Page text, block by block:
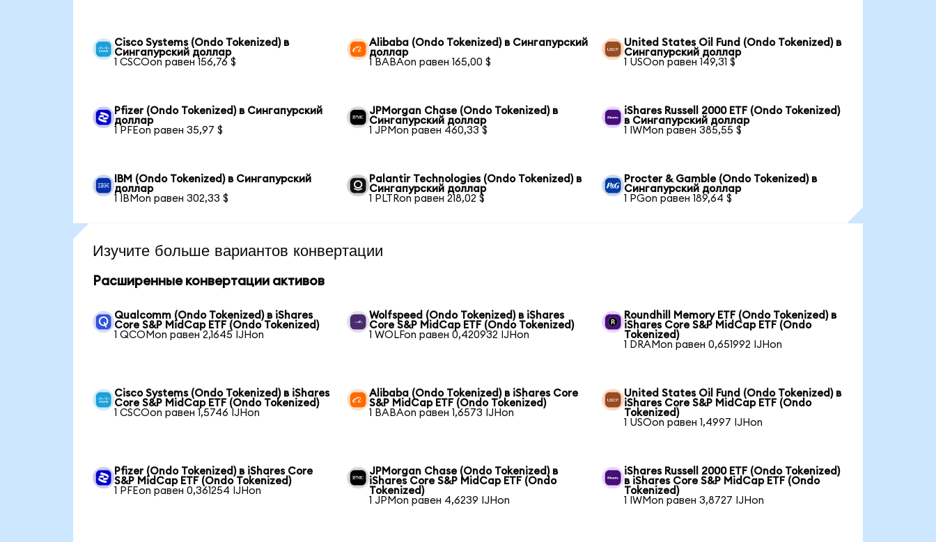
Cisco Systems (Ondo Tokenized) в
Сингапурский доллар
1 CSCOon равен 156,76 $
Alibaba (Ondo Tokenized) в Сингапурский
доллар
1 BABAon равен 165,00 $
United States Oil Fund (Ondo Tokenized) в
Сингапурский доллар
1 USOon равен 149,31 $
Pfizer (Ondo Tokenized) в Сингапурский
доллар
1 PFEon равен 35,97 $
JPMorgan Chase (Ondo Tokenized) в
Сингапурский доллар
1 JPMon равен 460,33 $
iShares Russell 2000 ETF (Ondo Tokenized)
в Сингапурский доллар
1 IWMon равен 385,55 $
IBM (Ondo Tokenized) в Сингапурский
доллар
1 IBMon равен 302,33 $
Palantir Technologies (Ondo Tokenized) в
Сингапурский доллар
1 PLTRon равен 218,02 $
Procter & Gamble (Ondo Tokenized) в
Сингапурский доллар
1 PGon равен 189,64 $
Изучите больше вариантов конвертации
Расширенные конвертации активов
Qualcomm (Ondo Tokenized) в iShares
Core S&P MidCap ETF (Ondo Tokenized)
1 QCOMon равен 2,1645 IJHon
Wolfspeed (Ondo Tokenized) в iShares
Core S&P MidCap ETF (Ondo Tokenized)
1 WOLFon равен 0,420932 IJHon
Roundhill Memory ETF (Ondo Tokenized) в
iShares Core S&P MidCap ETF (Ondo
Tokenized)
1 DRAMon равен 0,651992 IJHon
Cisco Systems (Ondo Tokenized) в iShares
Core S&P MidCap ETF (Ondo Tokenized)
1 CSCOon равен 1,5746 IJHon
Alibaba (Ondo Tokenized) в iShares Core
S&P MidCap ETF (Ondo Tokenized)
1 BABAon равен 1,6573 IJHon
United States Oil Fund (Ondo Tokenized) в
iShares Core S&P MidCap ETF (Ondo
Tokenized)
1 USOon равен 1,4997 IJHon
Pfizer (Ondo Tokenized) в iShares Core
S&P MidCap ETF (Ondo Tokenized)
1 PFEon равен 0,361254 IJHon
JPMorgan Chase (Ondo Tokenized) в
iShares Core S&P MidCap ETF (Ondo
Tokenized)
1 JPMon равен 4,6239 IJHon
iShares Russell 2000 ETF (Ondo Tokenized)
в iShares Core S&P MidCap ETF (Ondo
Tokenized)
1 IWMon равен 3,8727 IJHon